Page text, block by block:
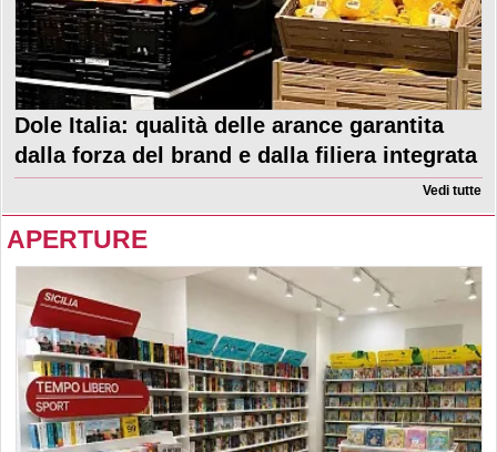
Dole Italia: qualità delle arance garantita
dalla forza del brand e dalla filiera integrata
Vedi tutte
APERTURE